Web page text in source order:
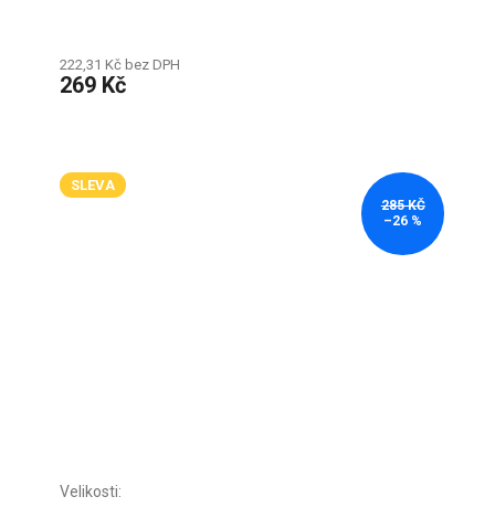
222,31 Kč bez DPH
269 Kč
SLEVA
285 KČ
–26 %